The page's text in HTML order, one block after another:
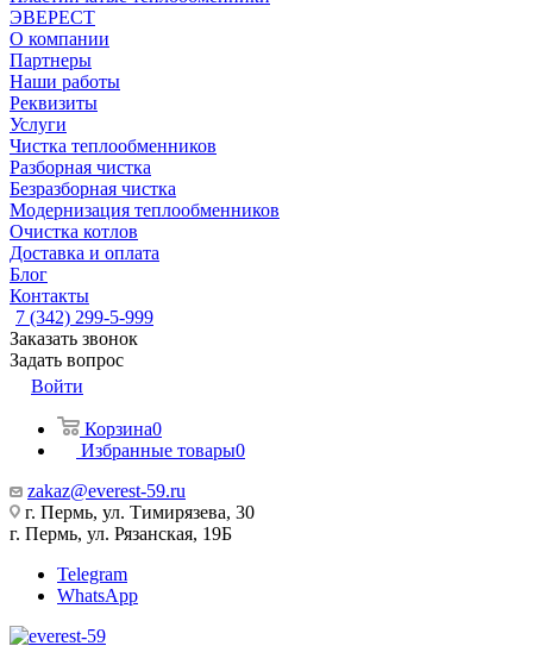
ЭВЕРЕСТ
О компании
Партнеры
Наши работы
Реквизиты
Услуги
Чистка теплообменников
Разборная чистка
Безразборная чистка
Модернизация теплообменников
Очистка котлов
Доставка и оплата
Блог
Контакты
7 (342) 299-5-999
Заказать звонок
Задать вопрос
Войти
Корзина0
Избранные товары0
zakaz@everest-59.ru
г. Пермь, ул. Тимирязева, 30
г. Пермь, ул. Рязанская, 19Б
Telegram
WhatsApp